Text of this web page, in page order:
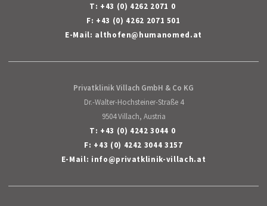
T: +43 (0) 4262 2071 0
F: +43 (0) 4262 2071 501
E-Mail: althofen@humanomed.at
Privatklinik Villach GmbH & Co KG
Dr.-Walter-Hochsteiner-Straße 4
9504 Villach, Austria
T: +43 (0) 4242 3044 0
F: +43 (0) 4242 3044 3157
E-Mail: info@privatklinik-villach.at